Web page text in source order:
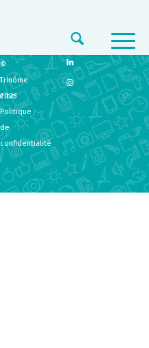
©
Trinôme
2023
Politique
de
confidentialité